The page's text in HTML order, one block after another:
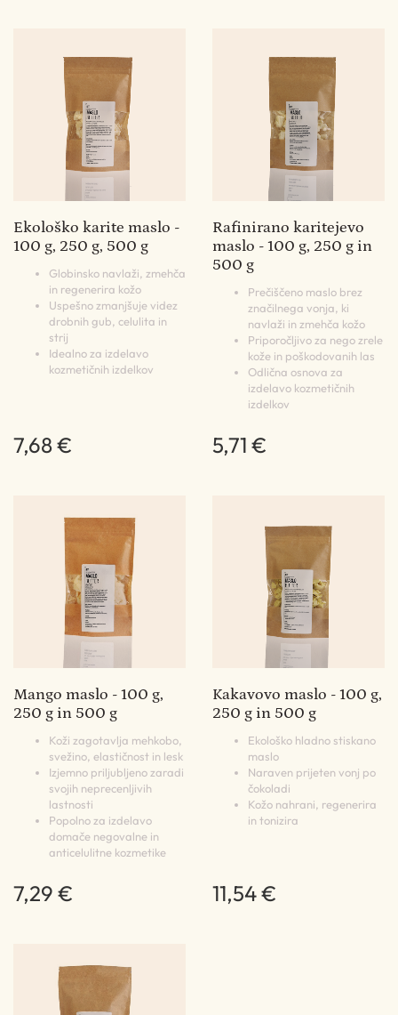
Ekološko karite maslo -
100 g, 250 g, 500 g
Globinsko navlaži, zmehča
in regenerira kožo
Uspešno zmanjšuje videz
drobnih gub, celulita in
strij
Idealno za izdelavo
kozmetičnih izdelkov
7,68 €
Rafinirano karitejevo
maslo - 100 g, 250 g in
500 g
Prečiščeno maslo brez
značilnega vonja, ki
navlaži in zmehča kožo
Priporočljivo za nego zrele
kože in poškodovanih las
Odlična osnova za
izdelavo kozmetičnih
izdelkov
5,71 €
Mango maslo - 100 g,
250 g in 500 g
Koži zagotavlja mehkobo,
svežino, elastičnost in lesk
Izjemno priljubljeno zaradi
svojih neprecenljivih
lastnosti
Popolno za izdelavo
domače negovalne in
anticelulitne kozmetike
7,29 €
Kakavovo maslo - 100 g,
250 g in 500 g
Ekološko hladno stiskano
maslo
Naraven prijeten vonj po
čokoladi
Kožo nahrani, regenerira
in tonizira
11,54 €